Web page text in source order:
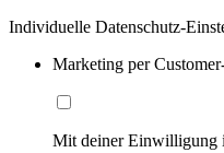
Individuelle Datenschutz-
Marketing per
Mit deiner Einwilligung